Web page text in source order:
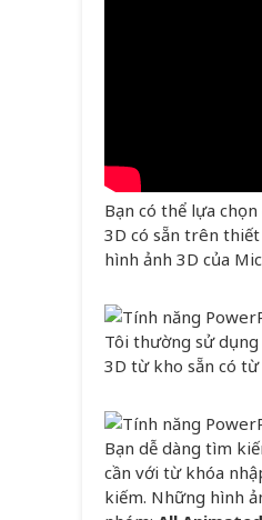
Bạn có thể lựa
3D có sẵn trên
hình ảnh 3D của
Tôi thường sử
3D từ kho sẵn có
Bạn dễ dàng tìm
cần với từ khóa
kiếm. Những hình